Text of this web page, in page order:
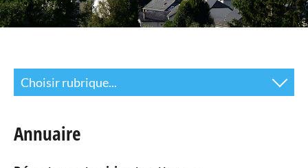
VIE PRATIQUE
Choisir rubrique...
Agenda
Annuaire